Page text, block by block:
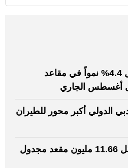
«دبي الدولي» يسجل 4.4% نمواً في مقاعد
أغسطس الجاري
الدولي أكبر محور للطيران
مطارات الدولة تُسجّل 11.66 مليون مقعد مجدول